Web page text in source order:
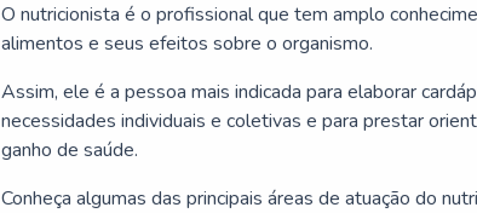
O nutricionista é o profissional que tem amplo
alimentos e seus efeitos sobre o organismo.
Assim, ele é a pessoa mais indicada para elaborar
necessidades individuais e coletivas e para prestar
ganho de saúde.
Conheça algumas das principais áreas de atuação do